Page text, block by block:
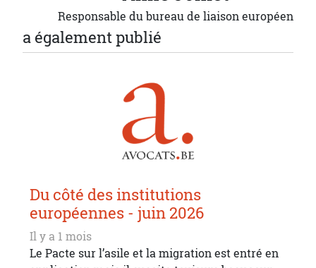
Responsable du bureau de liaison européen
a également publié
Du côté des institutions
européennes - juin 2026
Il y a 1 mois
Le Pacte sur l’asile et la migration est entré en